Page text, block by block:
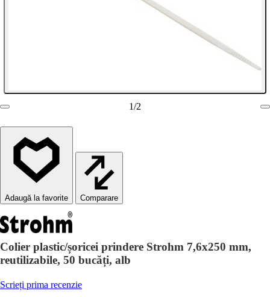
1/2
Comparare
Colier plastic/șoricei prindere Strohm 7,6x250 mm,
reutilizabile, 50 bucăți, alb
Scrieți prima recenzie